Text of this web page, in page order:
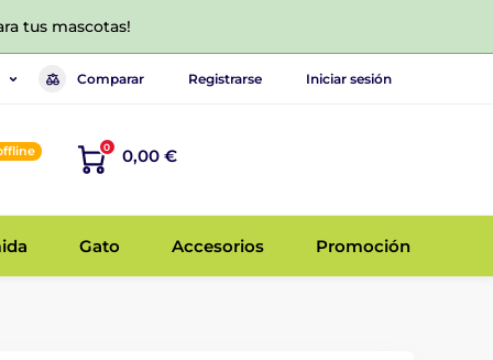
tus mascotas!
Comparar Registrarse Iniciar sesión
0 0,00 €
Gato Accesorios Promoción